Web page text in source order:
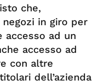
che,
in giro per
accesso ad un
accesso ad
con altre
dell’azienda